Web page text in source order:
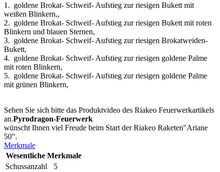
1. goldene Brokat- Schweif- Aufstieg zur riesigen Bukett mit
weißen Blinkern,,
2. goldene Brokat- Schweif- Aufstieg zur riesigen Bukett mit roten
Blinkern und blauen Sternen,
3. goldene Brokat- Schweif- Aufstieg zur riesigen Brokatweiden-
Bukett,
4. goldene Brokat- Schweif- Aufstieg zur riesigen goldene Palme
mit roten Blinkern,
5. goldene Brokat- Schweif- Aufstieg zur riesigen goldene Palme
mit grünen Blinkern,
Sehen Sie sich bitte das Produktvideo des Riakeo Feuerwerkartikels
an.Pyrodragon-Feuerwerk
wünscht Ihnen viel Freude beim Start der Riakeo Raketen"Ariane
50".
Merkmale
Wesentliche Merkmale
Schussanzahl
5